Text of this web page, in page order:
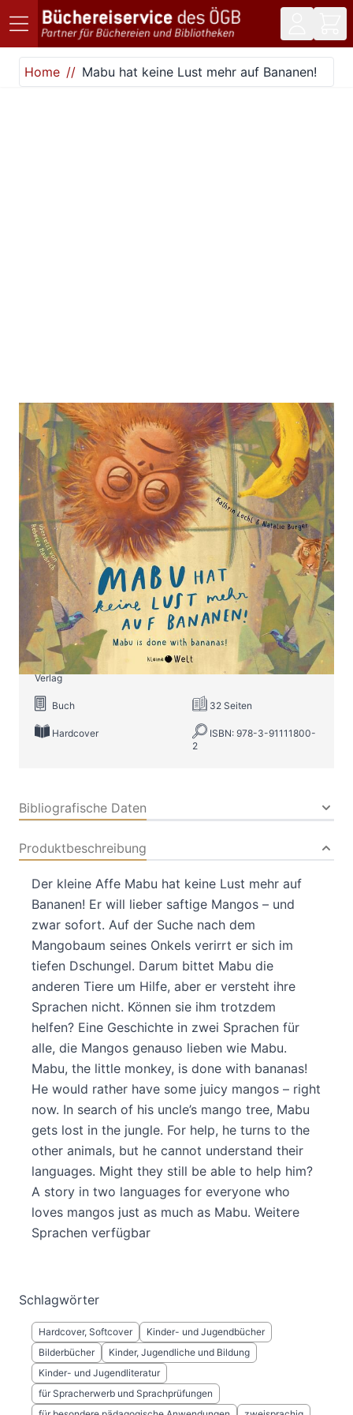
Direkt zum Inhalt
Home
Mabu hat keine Lust mehr auf Bananen!
Mabu hat keine Lust mehr auf
Bananen!
Zur Wunschliste hinzufügen
Zweisprachiges Kinderbuch auf Deutsch-Englisch ab
3 Jahren
Von Kathrin Lechl
Verlag: Kleine Welt
Verlag
27.03.2024
Buch 32 Seiten
Hardcover
ISBN: 978-3-91111800-
2
Bibliografische Daten
Produktbeschreibung
Der kleine Affe Mabu hat keine Lust mehr auf
Bananen! Er will lieber saftige Mangos – und
zwar sofort. Auf der Suche nach dem
Mangobaum seines Onkels verirrt er sich im
tiefen Dschungel. Darum bittet Mabu die
anderen Tiere um Hilfe, aber er versteht ihre
Sprachen nicht. Können sie ihm trotzdem
helfen? Eine Geschichte in zwei Sprachen für
alle, die Mangos genauso lieben wie Mabu.
Mabu, the little monkey, is done with bananas!
He would rather have some juicy mangos – right
now. In search of his uncle’s mango tree, Mabu
gets lost in the jungle. For help, he turns to the
other animals, but he cannot understand their
languages. Might they still be able to help him?
A story in two languages for everyone who
loves mangos just as much as Mabu. Weitere
Sprachen verfügbar
Schlagwörter
Hardcover, Softcover
Kinder- und Jugendbücher
Bilderbücher
Kinder, Jugendliche und Bildung
Kinder- und Jugendliteratur
für Spracherwerb und Sprachprüfungen